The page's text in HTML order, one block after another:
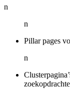
n
n
Pillar pages
n